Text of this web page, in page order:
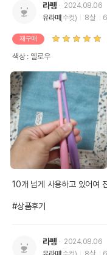
라펭
2024.08.06
유라떼 (수컷) 8살
재구매
색상 : 옐로우
10개 넘게 사용하고 있어여
#상품후기
라펭
2024.08.06